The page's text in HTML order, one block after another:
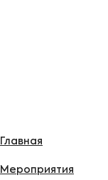
Главная
Мероприятия